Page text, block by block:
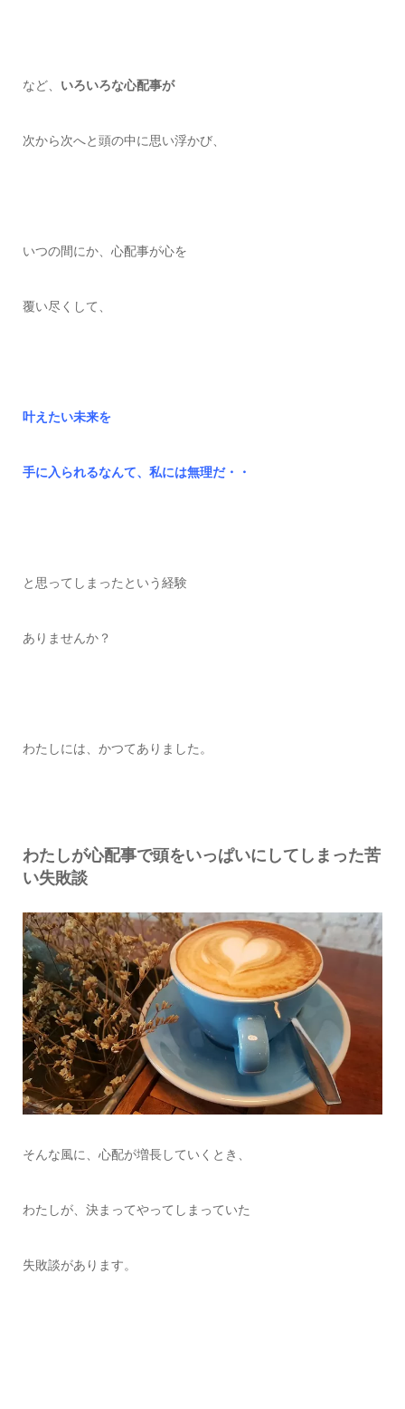
など、 いろいろな心配事が
次から次へと頭の中に思い浮かび、
いつの間にか、心配事が心を
覆い尽くして、
叶えたい未来を
手に入られるなんて、私には無理だ・・
と思ってしまったという経験
ありませんか？
わたしには、かつてありました。
わたしが心配事で頭をいっぱいにしてしまった苦
い失敗談
そんな風に、心配が増長していくとき、
わたしが、決まってやってしまっていた
失敗談があります。